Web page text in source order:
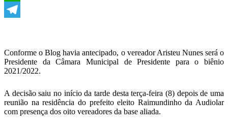
WhatsApp
Conforme o Blog havia antecipado, o vereador Aristeu Nunes será o
Presidente da Câmara Municipal de Presidente para o biênio
2021/2022.
A decisão saiu no início da tarde desta terça-feira (8) depois de uma
reunião na residência do prefeito eleito Raimundinho da Audiolar
com presença dos oito vereadores da base aliada.